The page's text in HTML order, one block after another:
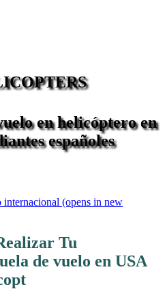
en helicóptero en
españoles
internacional (opens in new
Tu
de vuelo en USA